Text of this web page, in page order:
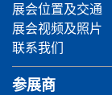
展会位置及交通
展会视频及照片
联系我们
参展商